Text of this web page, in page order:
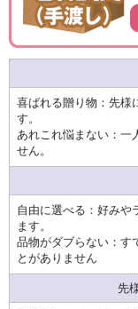
喜ばれる贈り物：先様
す。
あれこれ悩まない：一
せん。
自由に選べる：好みや
ます。
品物がダブらない：す
とがありません
先